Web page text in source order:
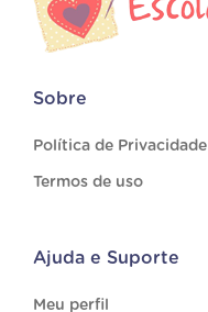
Sobre
Política de Privacidade
Termos de uso
Ajuda e Suporte
Meu perfil